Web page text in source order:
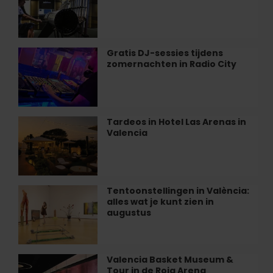
in
Valencia
en
wiskunde”
in
València
Gratis DJ-sessies tijdens
zomernachten in Radio City
Gratis
DJ-
sessies
tijdens
zomernachten
in
City
Tardeos in Hotel Las Arenas in
Valencia
in
Hotel
Las
Arenas
in
Valencia
Tentoonstellingen in València:
alles wat je kunt zien in
augustus
Tentoonstellingen
in
València:
alles
wat
je
kunt
Valencia Basket Museum &
Valencia